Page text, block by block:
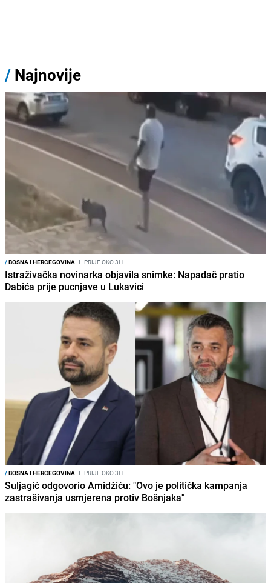
/ Najnovije
/BOSNA I HERCEGOVINA I PRIJE OKO 3H
Istraživačka novinarka objavila snimke: Napadač pratio
Dabića prije pucnjave u Lukavici
/BOSNA I HERCEGOVINA I PRIJE OKO 3H
Suljagić odgovorio Amidžiću: "Ovo je politička kampanja
zastrašivanja usmjerena protiv Bošnjaka"